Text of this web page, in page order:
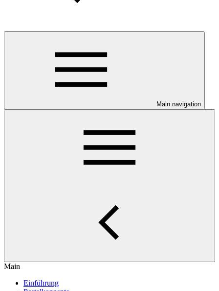
Main navigation
Main
Einführung